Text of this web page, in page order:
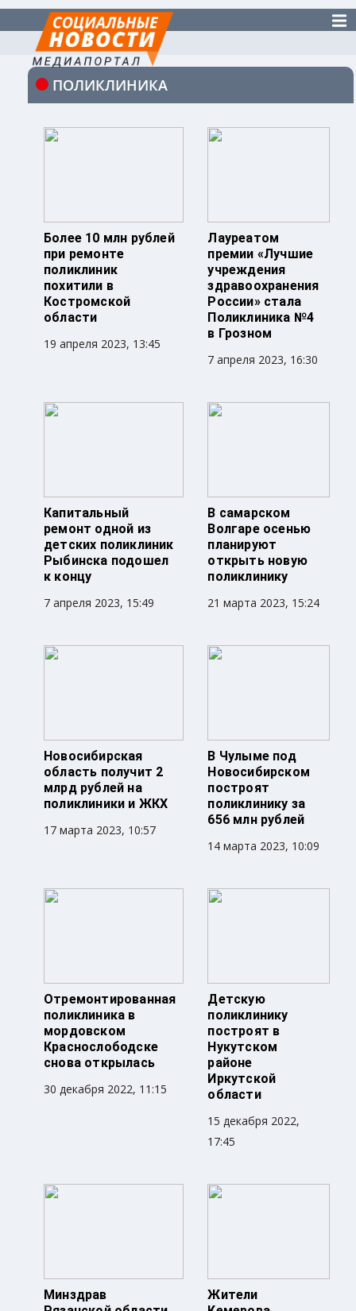
ПОЛИКЛИНИКА
Более 10 млн рублей
при ремонте
поликлиник
похитили в
Костромской
области
19 апреля 2023, 13:45
Лауреатом
премии «Лучшие
учреждения
здравоохранения
России» стала
Поликлиника №4
в Грозном
7 апреля 2023, 16:30
Капитальный
ремонт одной из
детских поликлиник
Рыбинска подошел
к концу
7 апреля 2023, 15:49
В самарском
Волгаре осенью
планируют
открыть новую
поликлинику
21 марта 2023, 15:24
Новосибирская
область получит 2
млрд рублей на
поликлиники и ЖКХ
17 марта 2023, 10:57
В Чулыме под
Новосибирском
построят
поликлинику за
656 млн рублей
14 марта 2023, 10:09
Отремонтированная
поликлиника в
мордовском
Краснослободске
снова открылась
30 декабря 2022, 11:15
Детскую
поликлинику
построят в
Нукутском
районе
Иркутской
области
15 декабря 2022,
17:45
Минздрав
Жители